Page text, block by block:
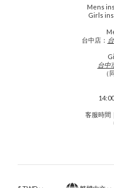
Mens
Girls
台中店：
台中
（
客服時間